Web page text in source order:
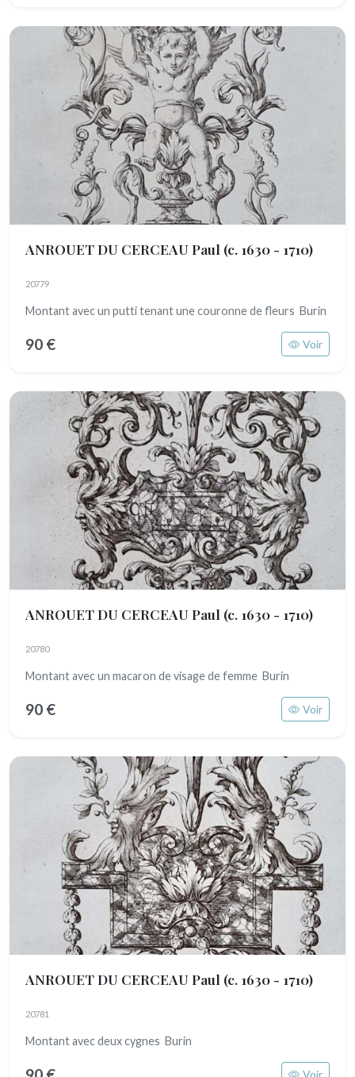
ANROUET DU CERCEAU Paul (c. 1630 - 1710)
20779
Montant avec un putti tenant une couronne de fleurs Burin
90 € Voir
ANROUET DU CERCEAU Paul (c. 1630 - 1710)
20780
Montant avec un macaron de visage de femme Burin
90 € Voir
ANROUET DU CERCEAU Paul (c. 1630 - 1710)
20781
Montant avec deux cygnes Burin
Voir